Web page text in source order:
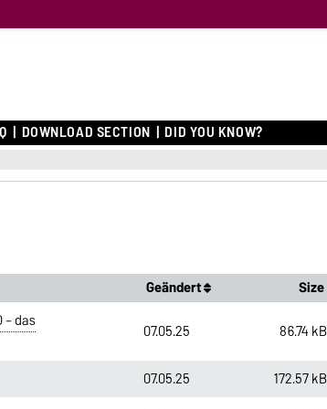
DOWNLOAD SECTION DID YOU KNOW?
Geändert
Size
– das
07.05.25 86.74 kB
07.05.25
172.57 kB